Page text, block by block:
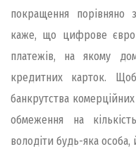
покращення
каже, що цифрове євро
платежів, на якому
кредитних карток.
банкрутства
обмеження на
володіти будь-яка